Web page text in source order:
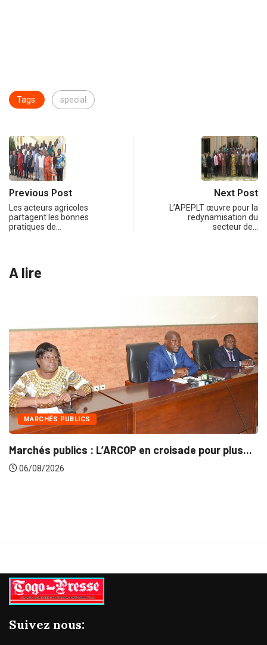
Tags: special
Previous Post
Les acteurs agricoles
partagent les bonnes
pratiques de…
Next Post
L’APEPLT œuvre pour la
redynamisation du
secteur de…
A lire
L’ARCOP en croisade pour plus...
INTÉGRATION
Gestion
Suivez nous: